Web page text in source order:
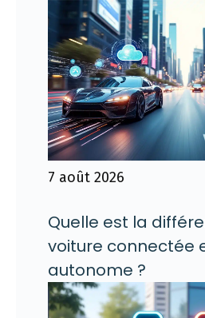
7 août 2026
Quelle est la
voiture connectée
autonome ?